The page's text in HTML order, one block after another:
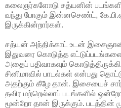
கலைஞர்களோடு சத்யனின் படங்களில்
வந்து போகும் இன்னசெண்ட்,
இருக்கின்றார்கள்.
சத்யன் அந்திக்காட் உடன்
இதுவரை கொடுத்த
அதைப் பதிவாகவும்
சினிமாவில் பாடல்கள் என்பது
அதற்கும் கீழே தான். இசையைச்
தவிர மற்றெல்லாப் படங்களில்
மூன்றோ தான் இருக்கும். படத்தின்